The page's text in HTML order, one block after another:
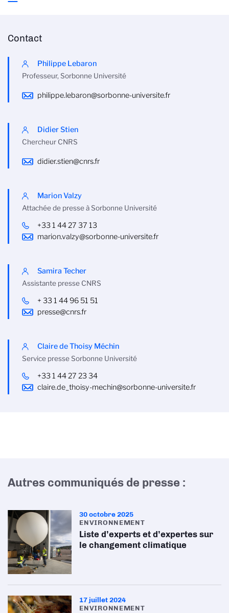
Contact
Philippe Lebaron
Professeur, Sorbonne Université
philippe.lebaron@sorbonne-universite.fr
Didier Stien
Chercheur CNRS
didier.stien@cnrs.fr
Marion Valzy
Attachée de presse à Sorbonne Université
+33 1 44 27 37 13
marion.valzy@sorbonne-universite.fr
Samira Techer
Assistante presse CNRS
+ 33 1 44 96 51 51
presse@cnrs.fr
Claire de Thoisy Méchin
Service presse Sorbonne Université
+33 1 44 27 23 34
claire.de_thoisy-mechin@sorbonne-universite.fr
Autres communiqués de presse :
30 octobre 2025
ENVIRONNEMENT
Liste d’experts et d’expertes sur
le changement climatique
17 juillet 2024
ENVIRONNEMENT